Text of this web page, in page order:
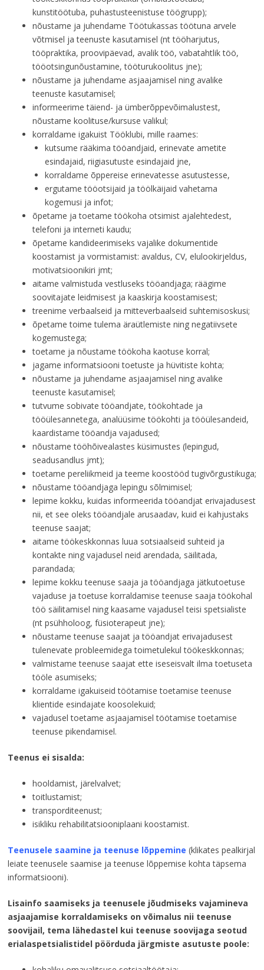
kunstitöötuba, puhastusteenistuse töögrupp);
nõustame ja juhendame Töötukassas töötuna arvele
võtmisel ja teenuste kasutamisel (nt tööharjutus,
tööpraktika, proovipäevad, avalik töö, vabatahtlik töö,
tööotsingunõustamine, tööturukoolitus jne);
nõustame ja juhendame asjaajamisel ning avalike
teenuste kasutamisel;
informeerime täiend- ja ümberõppevõimalustest,
nõustame koolituse/kursuse valikul;
korraldame igakuist Tööklubi, mille raames:
kutsume rääkima tööandjaid, erinevate ametite
esindajaid, riigiasutuste esindajaid jne,
korraldame õppereise erinevatesse asutustesse,
ergutame tööotsijaid ja töölkäijaid vahetama
kogemusi ja infot;
õpetame ja toetame töökoha otsimist ajalehtedest,
telefoni ja interneti kaudu;
õpetame kandideerimiseks vajalike dokumentide
koostamist ja vormistamist: avaldus, CV, elulookirjeldus,
motivatsioonikiri jmt;
aitame valmistuda vestluseks tööandjaga; räägime
soovitajate leidmisest ja kaaskirja koostamisest;
treenime verbaalseid ja mitteverbaalseid suhtemisoskusi;
õpetame toime tulema äraütlemiste ning negatiivsete
kogemustega;
toetame ja nõustame töökoha kaotuse korral;
jagame informatsiooni toetuste ja hüvitiste kohta;
nõustame ja juhendame asjaajamisel ning avalike
teenuste kasutamisel;
tutvume sobivate tööandjate, töökohtade ja
tööülesannetega, analüüsime töökohti ja tööülesandeid,
kaardistame tööandja vajadused;
nõustame tööhõivealastes küsimustes (lepingud,
seadusandlus jmt);
toetame pereliikmeid ja teeme koostööd tugivõrgustikuga;
nõustame tööandjaga lepingu sõlmimisel;
lepime kokku, kuidas informeerida tööandjat erivajadusest
nii, et see oleks tööandjale arusaadav, kuid ei kahjustaks
teenuse saajat;
aitame töökeskkonnas luua sotsiaalseid suhteid ja
kontakte ning vajadusel neid arendada, säilitada,
parandada;
lepime kokku teenuse saaja ja tööandjaga jätkutoetuse
vajaduse ja toetuse korraldamise teenuse saaja töökohal
töö säilitamisel ning kaasame vajadusel teisi spetsialiste
(nt psühholoog, füsioterapeut jne);
nõustame teenuse saajat ja tööandjat erivajadusest
tulenevate probleemidega toimetulekul töökeskkonnas;
valmistame teenuse saajat ette iseseisvalt ilma toetuseta
tööle asumiseks;
korraldame igakuiseid töötamise toetamise teenuse
klientide esindajate koosolekuid;
vajadusel toetame asjaajamisel töötamise toetamise
teenuse pikendamisel.
Teenus ei sisalda:
hooldamist, järelvalvet;
toitlustamist;
transporditeenust;
isikliku rehabilitatsiooniplaani koostamist.
Teenusele saamine ja teenuse lõppemine (klikates pealkirjal
leiate teenusele saamise ja teenuse lõppemise kohta täpsema
informatsiooni).
Lisainfo saamiseks ja teenusele jõudmiseks vajamineva
asjaajamise korraldamiseks on võimalus nii teenuse
soovijail, tema lähedastel kui teenuse soovijaga seotud
erialaspetsialistidel pöörduda järgmiste asutuste poole: